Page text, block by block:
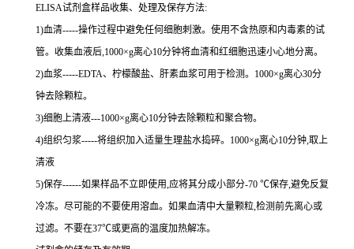
ELISA试剂盒样品收集、处理及保存方法:
1)血清-----操作过程中避免任何细胞刺激。使用不含热原和内毒素的试
管。收集血液后,1000×g离心10分钟将血清和红细胞迅速小心地分离。
2)血浆-----EDTA、柠檬酸盐、肝素血浆可用于检测。 1000×g离心30分
钟去除颗粒。
3)细胞上清液---1000×g离心10分钟去除颗粒和聚合物。
4)组织匀浆-----将组织加入适量生理盐水捣碎。 1000×g离心10分钟,取上
清液
5)保存------如果样品不立即使用,应将其分成小部分-70 ℃保存,避免反复
冷冻。尽可能的不要使用溶血。如果血清中大量颗粒,检测前先离心或
过滤。不要在37℃或更高的温度加热解冻。